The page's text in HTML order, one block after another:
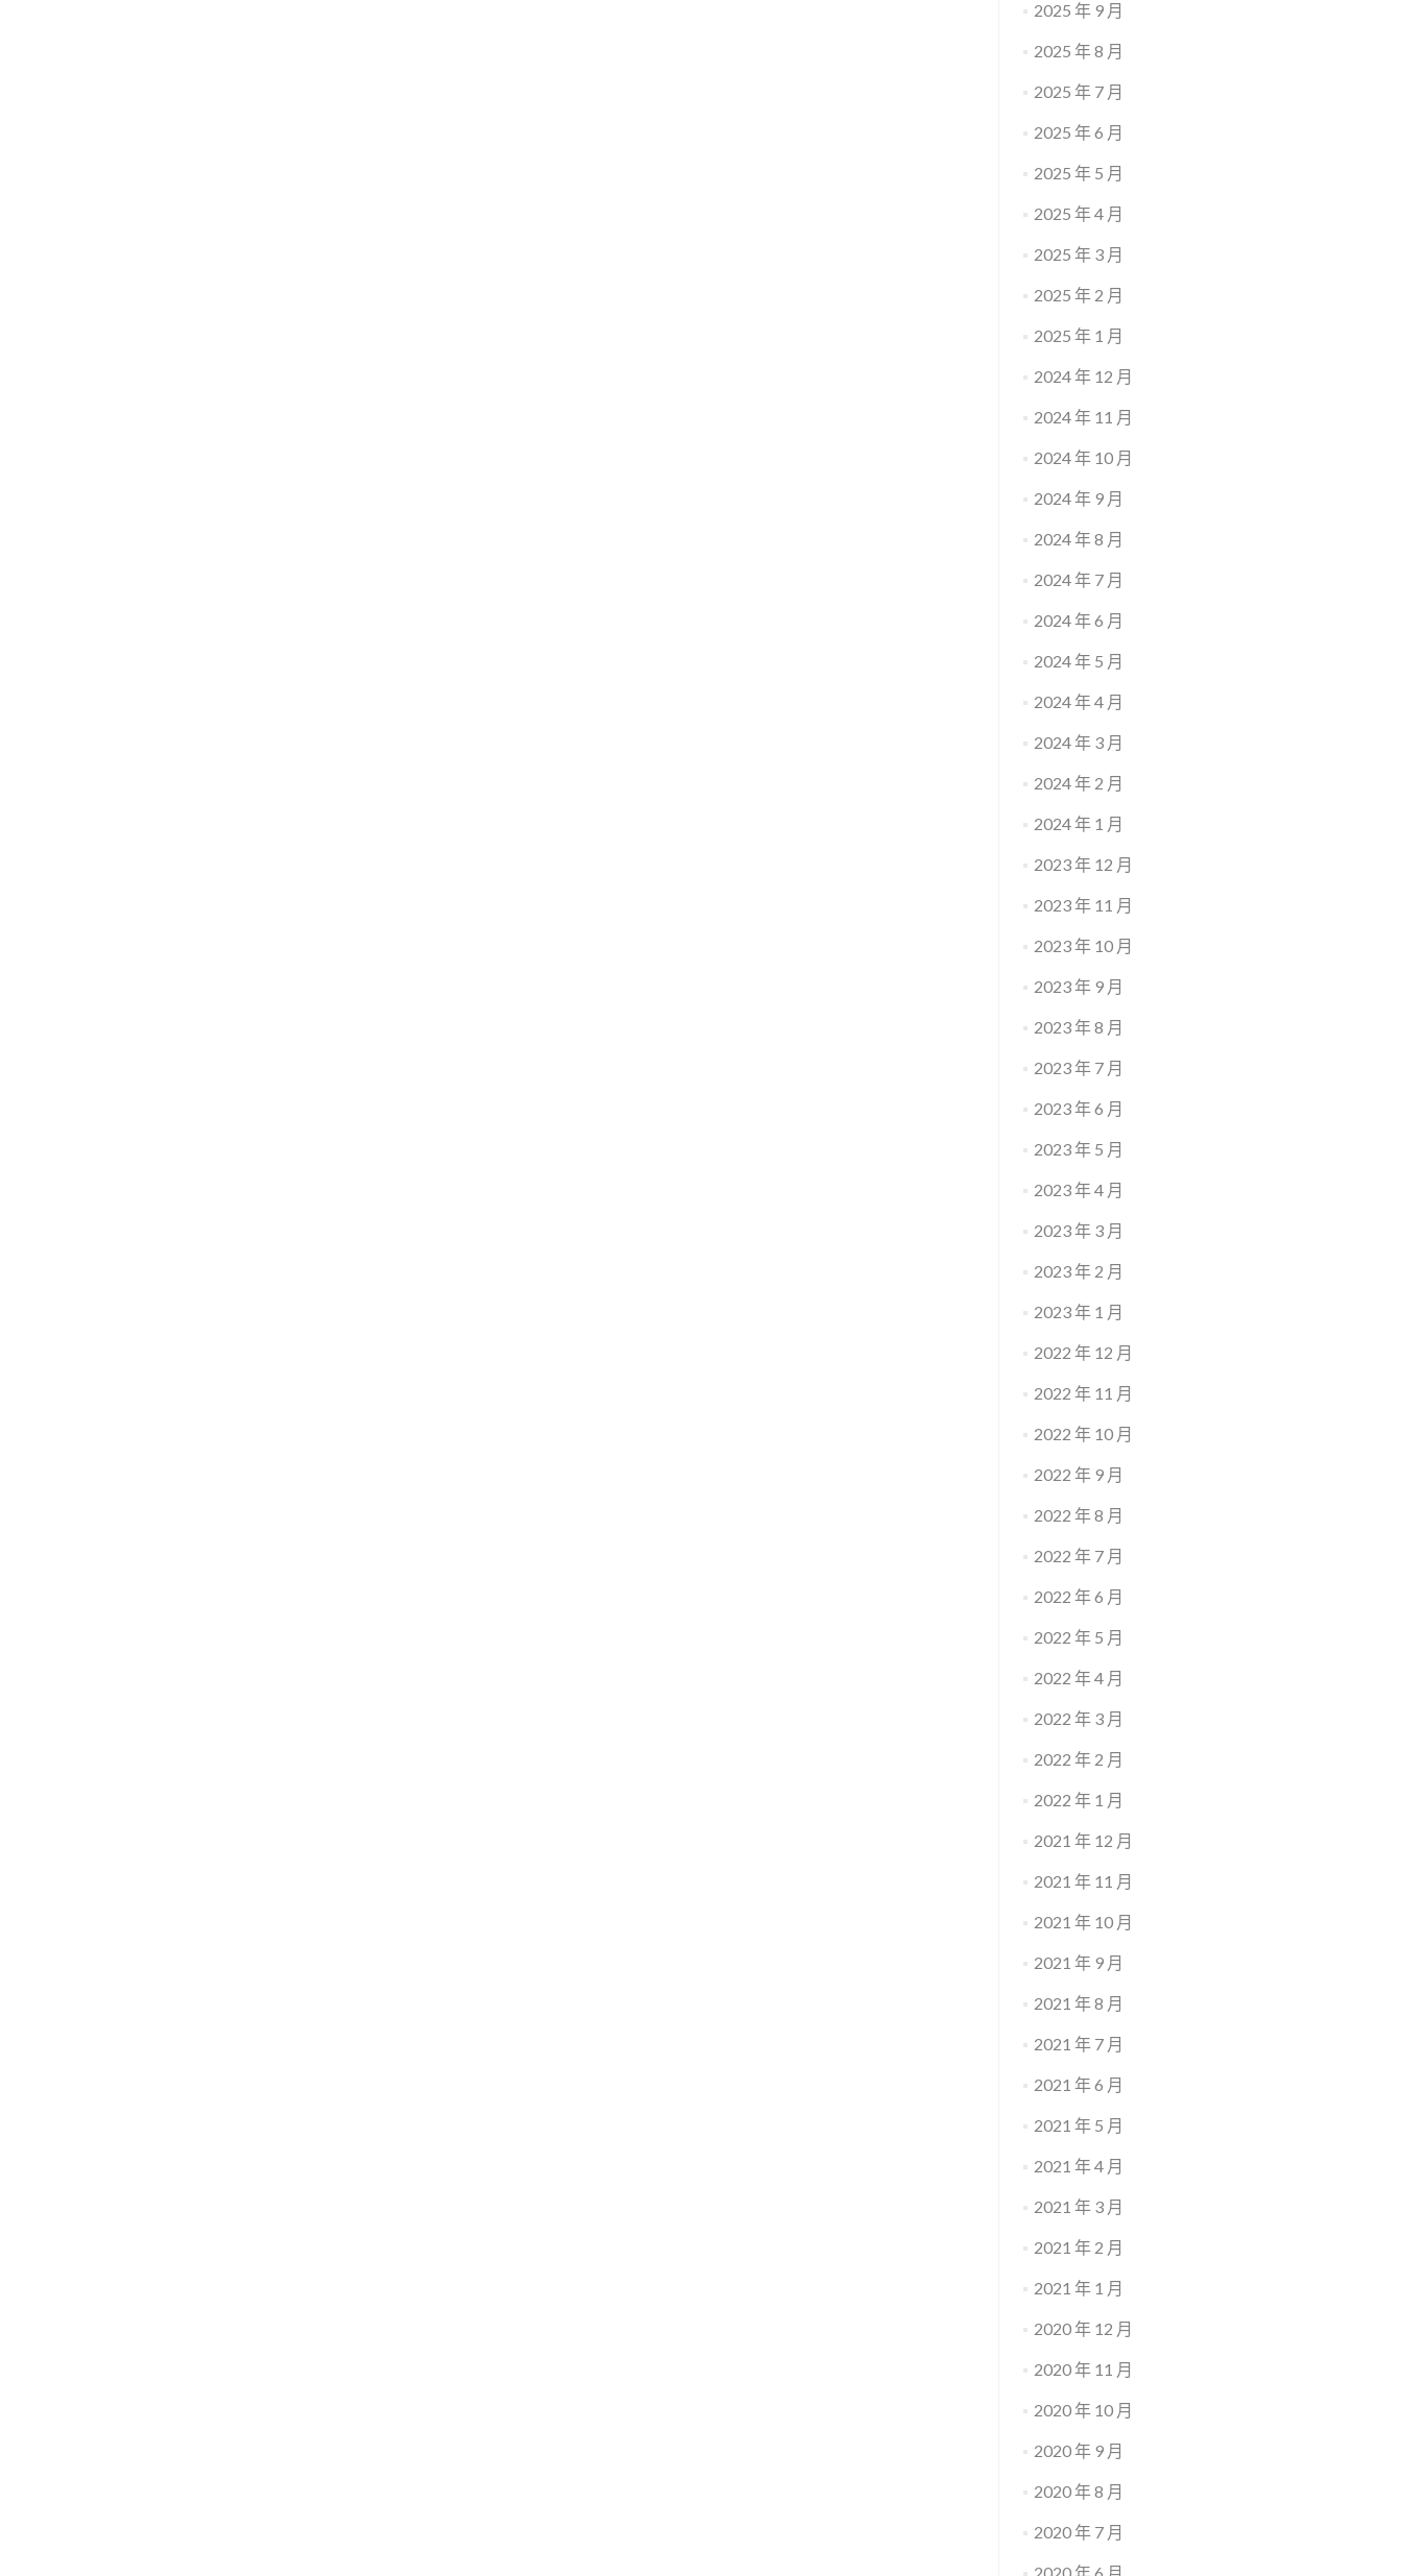
2025 年 9 月
2025 年 8 月
2025 年 7 月
2025 年 6 月
2025 年 5 月
2025 年 4 月
2025 年 3 月
2025 年 2 月
2025 年 1 月
2024 年 12 月
2024 年 11 月
2024 年 10 月
2024 年 9 月
2024 年 8 月
2024 年 7 月
2024 年 6 月
2024 年 5 月
2024 年 4 月
2024 年 3 月
2024 年 2 月
2024 年 1 月
2023 年 12 月
2023 年 11 月
2023 年 10 月
2023 年 9 月
2023 年 8 月
2023 年 7 月
2023 年 6 月
2023 年 5 月
2023 年 4 月
2023 年 3 月
2023 年 2 月
2023 年 1 月
2022 年 12 月
2022 年 11 月
2022 年 10 月
2022 年 9 月
2022 年 8 月
2022 年 7 月
2022 年 6 月
2022 年 5 月
2022 年 4 月
2022 年 3 月
2022 年 2 月
2022 年 1 月
2021 年 12 月
2021 年 11 月
2021 年 10 月
2021 年 9 月
2021 年 8 月
2021 年 7 月
2021 年 6 月
2021 年 5 月
2021 年 4 月
2021 年 3 月
2021 年 2 月
2021 年 1 月
2020 年 12 月
2020 年 11 月
2020 年 10 月
2020 年 9 月
2020 年 8 月
2020 年 7 月